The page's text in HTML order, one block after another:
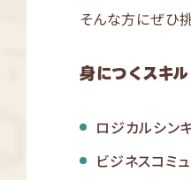
そんな方にぜひ
身につくスキル
ロジカルシン
ビジネスコミ